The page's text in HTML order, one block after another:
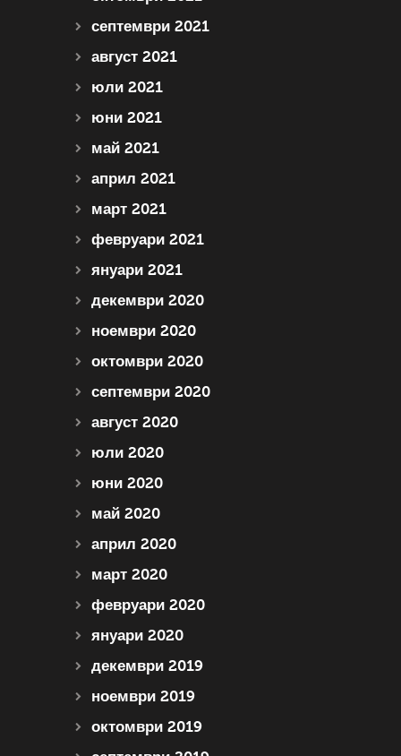
септември 2021
август 2021
юли 2021
юни 2021
май 2021
април 2021
март 2021
февруари 2021
януари 2021
декември 2020
ноември 2020
октомври 2020
септември 2020
август 2020
юли 2020
юни 2020
май 2020
април 2020
март 2020
февруари 2020
януари 2020
декември 2019
ноември 2019
октомври 2019